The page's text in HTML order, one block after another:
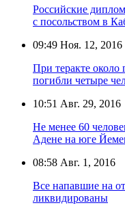
Российские
с посольством в
09:49 Ноя. 12, 2016
При теракте
погибли четыре
10:51 Авг. 29, 2016
Не менее 60
Адене на юге
08:58 Авг. 1, 2016
Все напавшие на
ликвидированы